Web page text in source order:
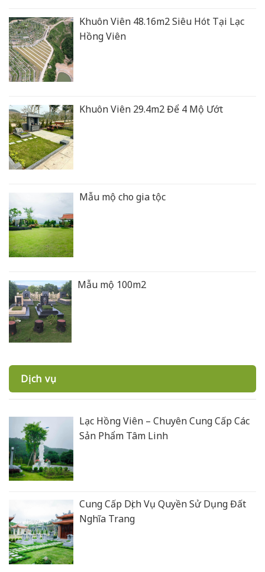
Khuôn Viên 48.16m2 Siêu Hót Tại Lạc
Hồng Viên
Khuôn Viên 29.4m2 Để 4 Mộ Ướt
Mẫu mộ cho gia tộc
Mẫu mộ 100m2
Dịch vụ
Lạc Hồng Viên – Chuyên Cung Cấp Các
Sản Phẩm Tâm Linh
Cung Cấp Dịch Vụ Quyền Sử Dụng Đất
Nghĩa Trang